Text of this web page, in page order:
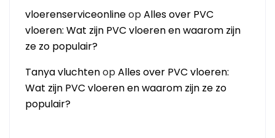
vloerenserviceonlineopAlles over PVC
vloeren: Wat zijn PVC vloeren en waarom zijn
ze zo populair?
Tanya vluchtenopAlles over PVC vloeren:
Wat zijn PVC vloeren en waarom zijn ze zo
populair?